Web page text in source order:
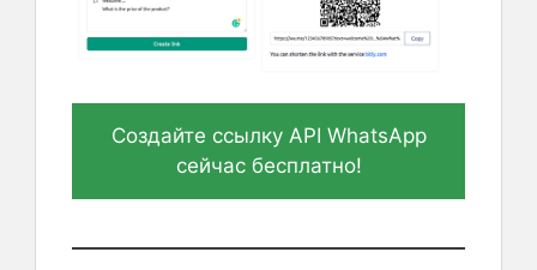
Создайте ссылку API WhatsApp
сейчас бесплатно!